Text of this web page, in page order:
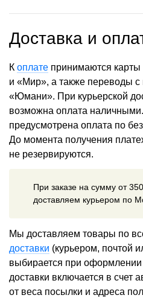
Доставка и
К оплате принимаются
и «Мир», а также переводы
«Юмани». При курьерской
возможна оплата
предусмотрена оплата по
До момента получения
не резервируются.
При заказе на сумму от
доставляем курьером по
Мы доставляем товары по
доставки (курьером, почтой
выбирается при оформлении
доставки включается в счет
от веса посылки и адреса